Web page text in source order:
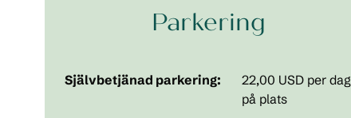
Parkering
Självbetjänad parkering:
22,00 USD per dag
på plats